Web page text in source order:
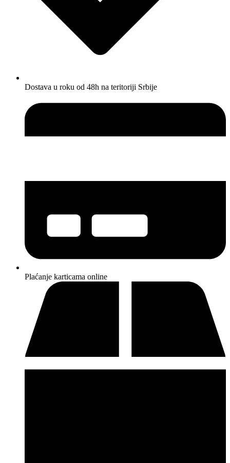
Dostava u roku od 48h na teritoriji Srbije
Plaćanje karticama online